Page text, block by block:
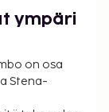
klo
Maksut ja
ja ne
ympäri
on osa
Stena-